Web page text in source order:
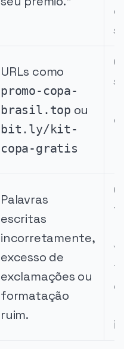
URLs como
promo-copa-
brasil.top ou
bit.ly/kit-
copa-gratis
Palavras
escritas
incorretamente,
excesso de
exclamações ou
formatação
ruim.